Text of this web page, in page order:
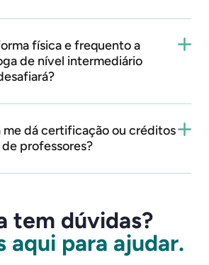
física e frequento a
de nível intermediário
me dá certificação ou créditos
professores?
tem dúvidas?
aqui para ajudar.